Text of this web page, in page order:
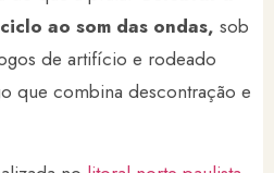
ao som das ondas, sob
de artifício e rodeado
que combina descontração e